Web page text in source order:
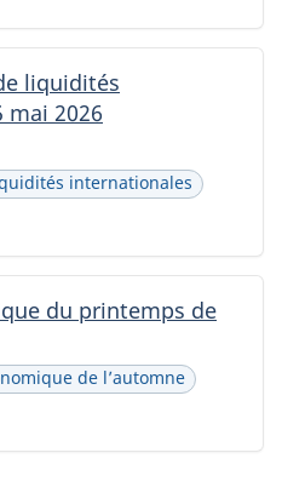
liquidités
2026
internationales
du printemps de
de l’automne